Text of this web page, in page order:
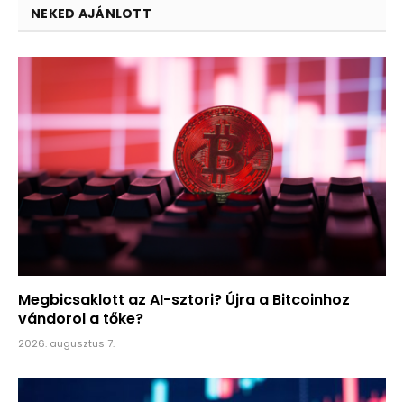
NEKED AJÁNLOTT
Megbicsaklott az AI-sztori? Újra a Bitcoinhoz
vándorol a tőke?
2026. augusztus 7.